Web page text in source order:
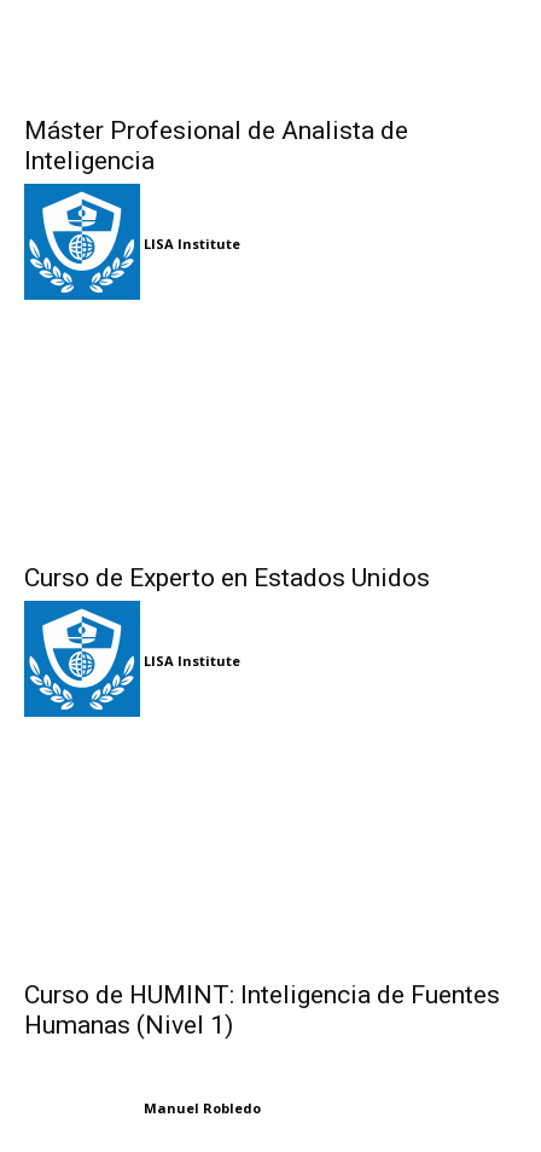
Máster Profesional de Analista de
Inteligencia
LISA Institute
Curso de Experto en Estados Unidos
LISA Institute
Curso de HUMINT: Inteligencia de Fuentes
Humanas (Nivel 1)
Manuel Robledo